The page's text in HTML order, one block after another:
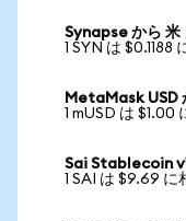
Synapse から 米
1 SYN は $0.1188
MetaMask USD
1 mUSD は $1.00
Sai Stablecoin
1 SAI は $9.69 に